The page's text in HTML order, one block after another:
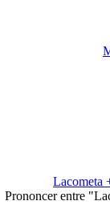
Lacometa
Prononcer entre